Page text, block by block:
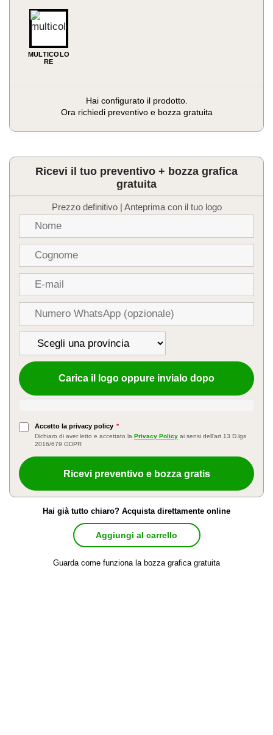
MULTICOLO
RE
Hai configurato il prodotto.
Ora richiedi preventivo e bozza gratuita
metallo
Ricevi il tuo preventivo + bozza grafica
gratuita
Prezzo definitivo | Anteprima con il tuo logo
Carica il logo oppure invialo dopo
Accetto la privacy policy *
Dichiaro di aver letto e accettato la Privacy Policy ai sensi dell'art.13 D.lgs
2016/679 GDPR
Hai già tutto chiaro? Acquista direttamente online
Aggiungi al carrello
Guarda come funziona la bozza grafica gratuita